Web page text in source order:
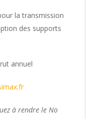
la transmission
des supports
annuel
à rendre le No